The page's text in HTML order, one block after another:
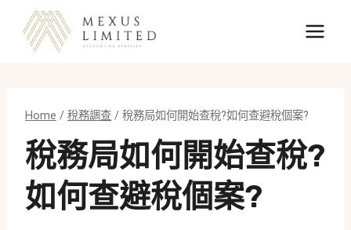
content
Home / 稅務調查 / 稅務局如何開始查稅?如何查避稅個案?
稅務局如何開始查稅?
如何查避稅個案?